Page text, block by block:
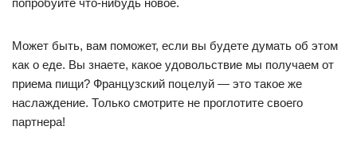
попробуйте что-нибудь новое.
Может быть, вам поможет, если вы будете думать об этом
как о еде. Вы знаете, какое удовольствие мы получаем от
приема пищи? Французский поцелуй — это такое же
наслаждение. Только смотрите не проглотите своего
партнера!